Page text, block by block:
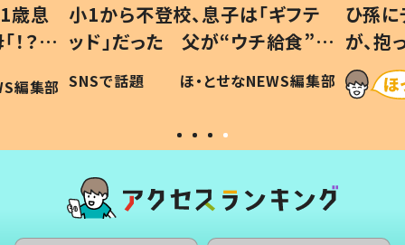
歳息
？」
編集部
小1から不登校、息子は「ギフテ
ッド」だった 父が“ウチ給食”を
作り続ける理由とは #令和の親
#令和の子
SNSで話題 ほ・とせなNEWS編集部
ひ孫
が、
「涙が
い」